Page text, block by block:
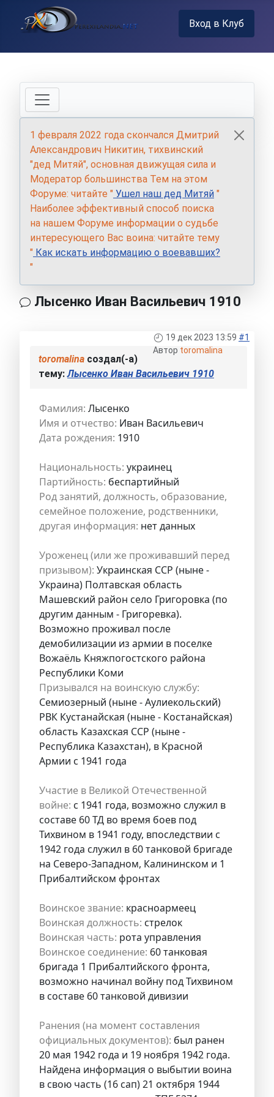
Вход в Клуб
1 февраля 2022 года скончался Дмитрий
Александрович Никитин, тихвинский
"дед Митяй", основная движущая сила и
Модератор большинства Тем на этом
Форуме: читайте " Ушел наш дед Митяй "
Наиболее эффективный способ поиска
на нашем Форуме информации о судьбе
интересующего Вас воина: читайте тему
" Как искать информацию о воевавших?
"
Лысенко Иван Васильевич 1910
19 дек 2023 13:59 #1
Автор toromalina
toromalina создал(-а)
тему:Лысенко Иван Васильевич 1910
Фамилия: Лысенко
Имя и отчество: Иван Васильевич
Дата рождения: 1910
Национальность: украинец
Партийность: беспартийный
Род занятий, должность, образование,
семейное положение, родственники,
другая информация: нет данных
Уроженец (или же проживавший перед
призывом): Украинская ССР (ныне -
Украина) Полтавская область
Машевский район село Григоровка (по
другим данным - Григоревка).
Возможно проживал после
демобилизации из армии в поселке
Вожаёль Княжпогостского района
Республики Коми
Призывался на воинскую службу:
Семиозерный (ныне - Аулиекольский)
РВК Кустанайская (ныне - Костанайская)
область Казахская ССР (ныне -
Республика Казахстан), в Красной
Армии с 1941 года
Участие в Великой Отечественной
войне: с 1941 года, возможно служил в
составе 60 ТД во время боев под
Тихвином в 1941 году, впоследствии с
1942 года служил в 60 танковой бригаде
на Северо-Западном, Калининском и 1
Прибалтийском фронтах
Воинское звание: красноармеец
Воинская должность: стрелок
Воинская часть: рота управления
Воинское соединение: 60 танковая
бригада 1 Прибалтийского фронта,
возможно начинал войну под Тихвином
в составе 60 танковой дивизии
Ранения (на момент составления
официальных документов): был ранен
20 мая 1942 года и 19 ноября 1942 года.
Найдена информация о выбытии воина
в свою часть (16 сап) 21 октября 1944